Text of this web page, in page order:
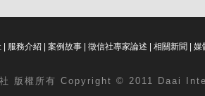
服務介紹 案例故事 徵信社專家論述 相關新聞 媒
版權所有 Copyright © 2011 Daai